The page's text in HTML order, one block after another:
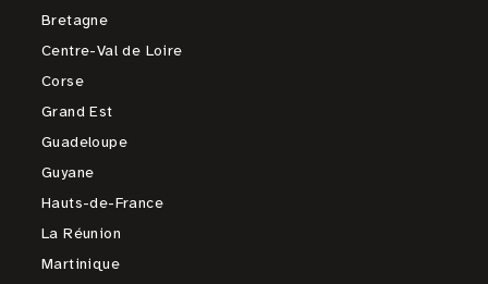
Bretagne
Centre-Val de Loire
Corse
Grand Est
Guadeloupe
Guyane
Hauts-de-France
La Réunion
Martinique